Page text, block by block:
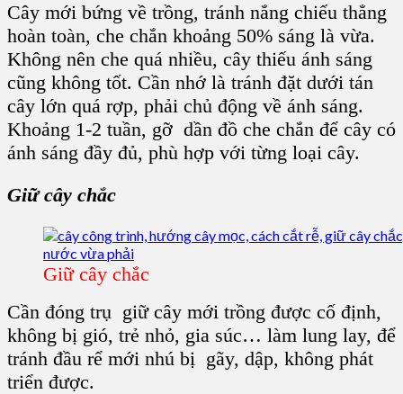
Cây mới bứng về trồng, tránh nắng chiếu thẳng
hoàn toàn, che chắn khoảng 50% sáng là vừa.
Không nên che quá nhiều, cây thiếu ánh sáng
cũng không tốt. Cần nhớ là tránh đặt dưới tán
cây lớn quá rợp, phải chủ động về ánh sáng.
Khoảng 1-2 tuần, gỡ dần đồ che chắn để cây có
ánh sáng đầy đủ, phù hợp với từng loại cây.
Giữ cây chắc
Giữ cây chắc
Cần đóng trụ giữ cây mới trồng được cố định,
không bị gió, trẻ nhỏ, gia súc… làm lung lay, để
tránh đầu rể mới nhú bị gãy, dập, không phát
triển được.